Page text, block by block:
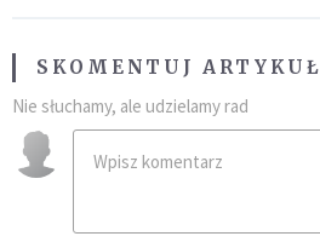
SKOMENTUJ ARTYKUŁ
Nie słuchamy, ale udzielamy rad